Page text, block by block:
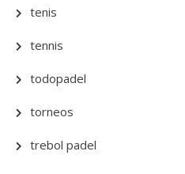
tenis
tennis
todopadel
torneos
trebol padel